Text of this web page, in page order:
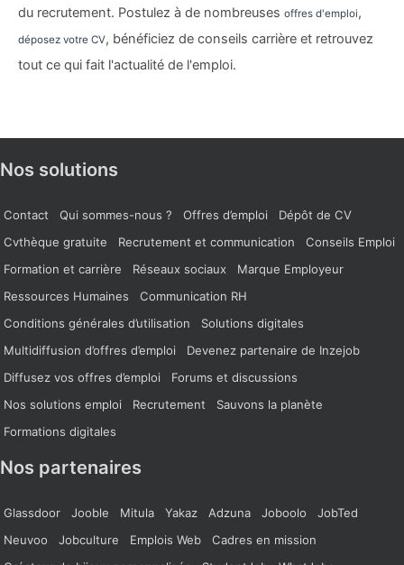
du recrutement. Postulez à de nombreuses offres d'emploi,
déposez votre CV, bénéficiez de conseils carrière et retrouvez
tout ce qui fait l'actualité de l'emploi.
Nos solutions
Contact Qui sommes-nous ? Offres d’emploi
Dépôt de CV
Cvthèque gratuite
Recrutement et communication
Conseils Emploi
Formation et carrière
Réseaux sociaux
Marque Employeur
Ressources Humaines
Communication RH
Conditions générales d’utilisation
Solutions digitales
Multidiffusion d’offres d’emploi
Devenez partenaire de Inzejob
Diffusez vos offres d’emploi
Forums et discussions
Nos solutions emploi
Recrutement
Sauvons la planète
Formations digitales
Nos partenaires
Glassdoor Jooble Mitula Yakaz Adzuna Joboolo
JobTed
Neuvoo
Jobculture Emplois Web
Cadres en mission